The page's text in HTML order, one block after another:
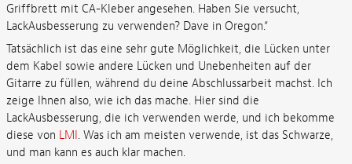
Griffbrett mit CA-Kleber angesehen. Haben Sie versucht,
LackAusbesserung zu verwenden? Dave in Oregon.“
Tatsächlich ist das eine sehr gute Möglichkeit, die Lücken unter
dem Kabel sowie andere Lücken und Unebenheiten auf der
Gitarre zu füllen, während du deine Abschlussarbeit machst. Ich
zeige Ihnen also, wie ich das mache. Hier sind die
LackAusbesserung, die ich verwenden werde, und ich bekomme
diese von LMI. Was ich am meisten verwende, ist das Schwarze,
und man kann es auch klar machen.